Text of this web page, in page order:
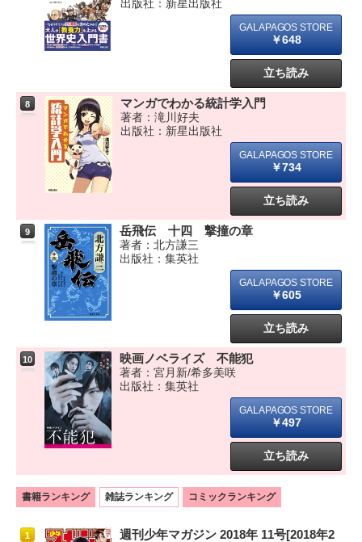
出版社：新星出版社
￥648
立ち読み
8 マンガでわかる統計学入門
著者：滝川好夫
出版社：新星出版社
￥734
立ち読み
9 岳飛伝 十四 撃撞の章
著者：北方謙三
出版社：集英社
￥605
立ち読み
10 映画ノベライズ 不能犯
著者：宮月新/希多美咲
出版社：集英社
￥497
立ち読み
書籍ランキング 雑誌ランキング コミックランキング
1 週刊少年マガジン 2018年 11号[2018年2